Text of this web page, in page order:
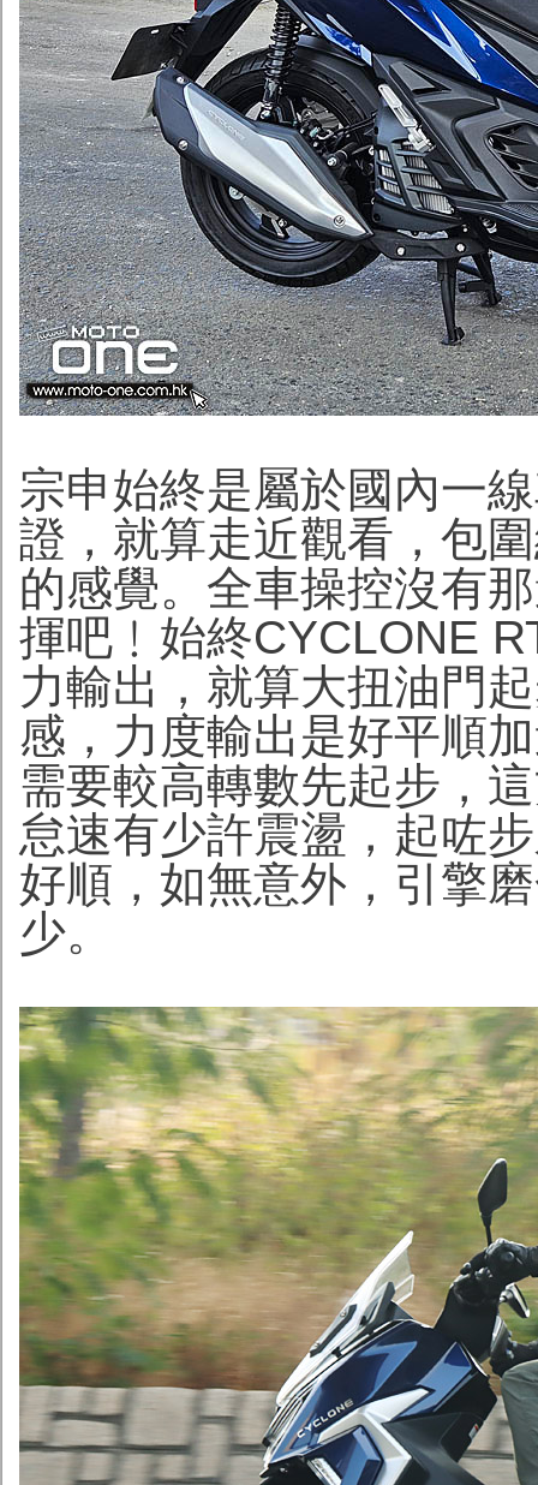
宗申始終是屬於國內一
證，就算走近觀看，包
的感覺。全車操控沒有
揮吧﹗始終CYCLONE
力輸出，就算大扭油門
感，力度輸出是好平順
需要較高轉數先起步，
怠速有少許震盪，起咗
好順，如無意外，引擎
少。